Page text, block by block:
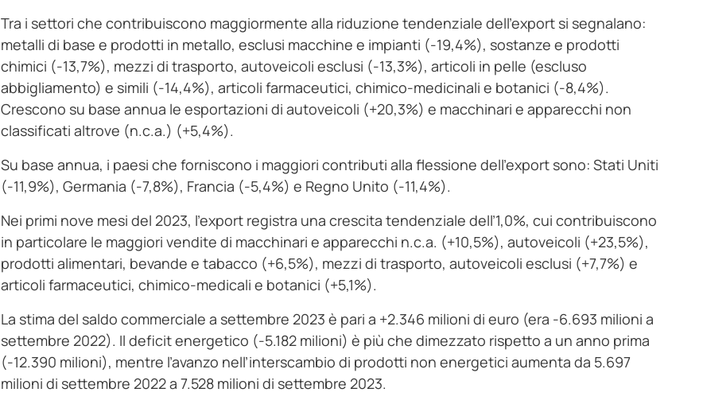
Tra i settori che contribuiscono maggiormente alla riduzione tendenziale dell’export si segnalano:
metalli di base e prodotti in metallo, esclusi macchine e impianti (-19,4%), sostanze e prodotti
chimici (-13,7%), mezzi di trasporto, autoveicoli esclusi (-13,3%), articoli in pelle (escluso
abbigliamento) e simili (-14,4%), articoli farmaceutici, chimico-medicinali e botanici (-8,4%).
Crescono su base annua le esportazioni di autoveicoli (+20,3%) e macchinari e apparecchi non
classificati altrove (n.c.a.) (+5,4%).
Su base annua, i paesi che forniscono i maggiori contributi alla flessione dell’export sono: Stati Uniti
(-11,9%), Germania (-7,8%), Francia (-5,4%) e Regno Unito (-11,4%).
Nei primi nove mesi del 2023, l’export registra una crescita tendenziale dell’1,0%, cui contribuiscono
in particolare le maggiori vendite di macchinari e apparecchi n.c.a. (+10,5%), autoveicoli (+23,5%),
prodotti alimentari, bevande e tabacco (+6,5%), mezzi di trasporto, autoveicoli esclusi (+7,7%) e
articoli farmaceutici, chimico-medicali e botanici (+5,1%).
La stima del saldo commerciale a settembre 2023 è pari a +2.346 milioni di euro (era -6.693 milioni a
settembre 2022). Il deficit energetico (-5.182 milioni) è più che dimezzato rispetto a un anno prima
(-12.390 milioni), mentre l’avanzo nell’interscambio di prodotti non energetici aumenta da 5.697
milioni di settembre 2022 a 7.528 milioni di settembre 2023.